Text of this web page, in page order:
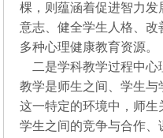
棵，则蕴涵着促进智力
意志、健全学生人格、
多种心理健康教育资源。
二是学科教学过程中心
教学是师生之间、学生
这一特定的环境中，师生
学生之间的竞争与合作